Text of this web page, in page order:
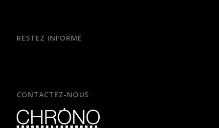
RESTEZ INFORMÉ
CONTACTEZ-NOUS